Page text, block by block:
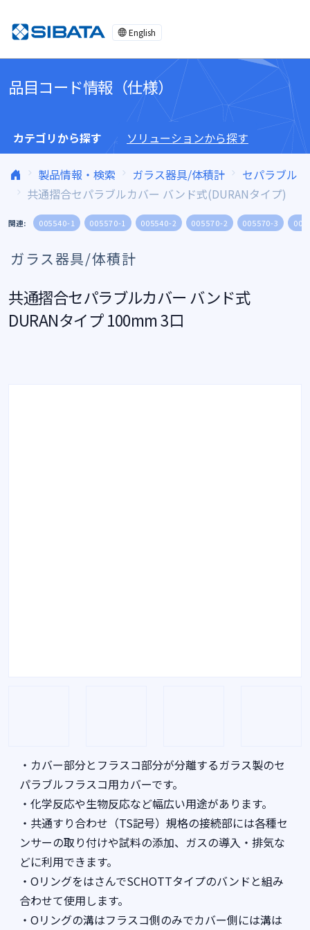
English
品目コード情報（仕様）
カテゴリから探す ソリューションから探す
製品情報・検索 ガラス器具/体積計
セパラブル
共通摺合セパラブルカバー バンド式(DURANタイプ)
関連: 005540-1 005570-1 005540-2 005570-2 005570-3
ガラス器具/体積計
共通摺合セパラブルカバー バンド式
DURANタイプ 100mm 3口
・カバー部分とフラスコ部分が分離するガラス製のセ
パラブルフラスコ用カバーです。
・化学反応や生物反応など幅広い用途があります。
・共通すり合わせ（TS記号）規格の接続部には各種セ
ンサーの取り付けや試料の添加、ガスの導入・排気な
どに利用できます。
・OリングをはさんでSCHOTTタイプのバンドと組み
合わせて使用します。
・Oリングの溝はフラスコ側のみでカバー側には溝は